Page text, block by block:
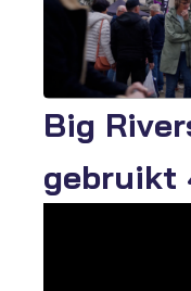
Big
gebruikt